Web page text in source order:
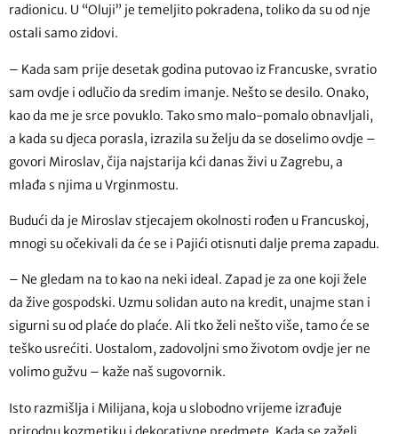
radionicu. U “Oluji” je temeljito pokradena, toliko da su od nje
ostali samo zidovi.
– Kada sam prije desetak godina putovao iz Francuske, svratio
sam ovdje i odlučio da sredim imanje. Nešto se desilo. Onako,
kao da me je srce povuklo. Tako smo malo-pomalo obnavljali,
a kada su djeca porasla, izrazila su želju da se doselimo ovdje –
govori Miroslav, čija najstarija kći danas živi u Zagrebu, a
mlađa s njima u Vrginmostu.
Budući da je Miroslav stjecajem okolnosti rođen u Francuskoj,
mnogi su očekivali da će se i Pajići otisnuti dalje prema zapadu.
– Ne gledam na to kao na neki ideal. Zapad je za one koji žele
da žive gospodski. Uzmu solidan auto na kredit, unajme stan i
sigurni su od plaće do plaće. Ali tko želi nešto više, tamo će se
teško usrećiti. Uostalom, zadovoljni smo životom ovdje jer ne
volimo gužvu – kaže naš sugovornik.
Isto razmišlja i Milijana, koja u slobodno vrijeme izrađuje